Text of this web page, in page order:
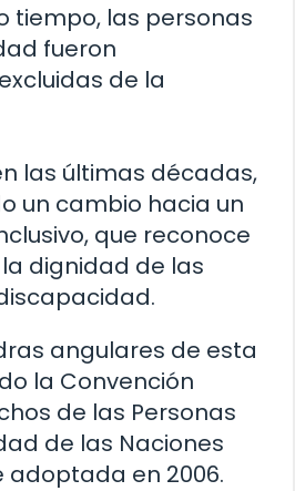
tiempo, las personas
fueron
de la
las últimas décadas,
un cambio hacia un
que reconoce
dignidad de las
angulares de esta
la Convención
de las Personas
de las Naciones
adoptada en 2006.